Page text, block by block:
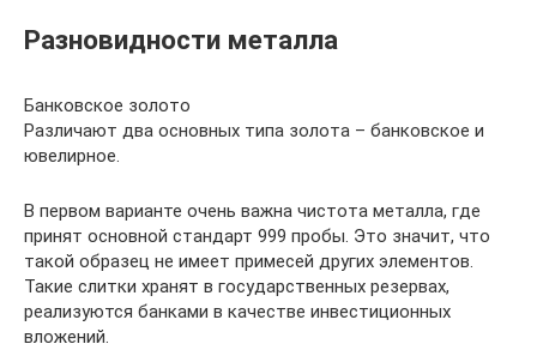
Разновидности металла
Банковское золото
Различают два основных типа золота – банковское и
ювелирное.
В первом варианте очень важна чистота металла, где
принят основной стандарт 999 пробы. Это значит, что
такой образец не имеет примесей других элементов.
Такие слитки хранят в государственных резервах,
реализуются банками в качестве инвестиционных
вложений.